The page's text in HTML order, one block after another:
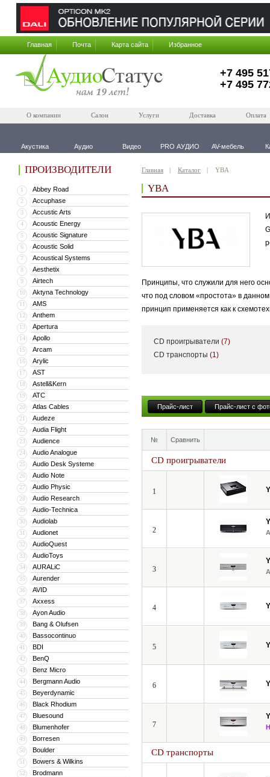
Главная Почта Карта сайта Избранное
+7 495
+7 495
О компании Салон Услуги Доставка Оплата
Акустика Аудио Видео PRO АУДИО AV-мебель
ПРОИЗВОДИТЕЛИ
1 Abbey Road
2 Accuphase
3 Accustic Arts
4 Acoustic Energy
5 Acoustic Signature
6 Acoustic Solid
7 Acoustical Systems
8 Aesthetix
9 Airtech
10 Aktyna Technology
11 AMS
12 Anthem
13 Apertura
14 Apollo
15 Arcam
16 Arylic
17 AST
18 Astell&Kern
19 ATC
20 Atlas Cables
21 Audeze
22 Audia Flight
23 Audience
24 Audio Analogue
25 Audio Desk Systeme
26 Audio Note
27 Audio Physic
28 Audio Research
29 Audio-Technica
30 Audiolab
31 Audionet
32 AudioQuest
33 AudioToys
34 AURALiC
35 Aurender
36 AVID
37 Axxess
38 Ayon Audio
39 Bang & Olufsen
40 Bassocontinuo
41 BDI
42 BenQ
43 Benz Micro
44 Bergmann Audio
45 Beyerdynamic
46 Black Rhodium
47 Bluesound
48 Blumenhofer
49 Borresen
50 Boulder
51 Bowers & Wilkins
52 Brodmann
Главная Каталог YBA
YBA
Принципы, что служили для него
что под словом «простота» в
принцип применяется как к
«Честно говоря, я не знаю, что
основатель компании YBA Audio.
системы — воспроизводить музыку
CD проигрыватели (7)
CD транспорты (1)
Прайс-лист Прайс-лист с
№ Сравнить
CD проигрыватели
1
2
3
4
5
6
7
CD транспорты